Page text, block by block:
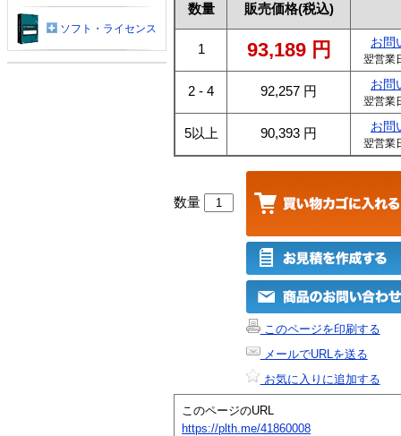
数量 販売価格(税込)
1 93,189 円 お問
翌営業
2 - 4 92,257 円 お問
翌営業
5以上 90,393 円 お問
翌営業
数量
このページを印刷する
メールでURLを送る
お気に入りに追加する
このページのURL
https://plth.me/41860008
ソフト・ライセンス